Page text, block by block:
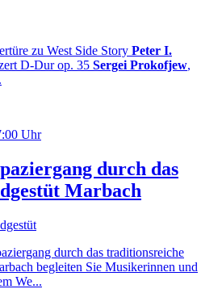
zu West Side Story Peter I.
D-Dur op. 35 Sergei Prokofjew,
Uhr
durch das
Marbach
durch das traditionsreiche
begleiten Sie Musikerinnen und
We...